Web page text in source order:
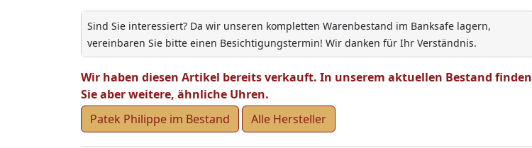
Sind Sie interessiert? Da wir unseren kompletten Warenbestand im Banksafe lagern,
vereinbaren Sie bitte einen Besichtigungstermin! Wir danken für Ihr Verständnis.
Wir haben diesen Artikel bereits verkauft. In unserem aktuellen Bestand finden
Sie aber weitere, ähnliche Uhren.
Patek Philippe im Bestand
Alle Hersteller